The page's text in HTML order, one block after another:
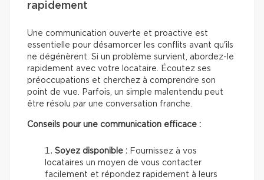
rapidement
Une communication ouverte et proactive est
essentielle pour désamorcer les conflits avant qu'ils
ne dégénèrent. Si un problème survient, abordez-le
rapidement avec votre locataire. Écoutez ses
préoccupations et cherchez à comprendre son
point de vue. Parfois, un simple malentendu peut
être résolu par une conversation franche.
Conseils pour une communication efficace :
Soyez disponible : Fournissez à vos
locataires un moyen de vous contacter
facilement et répondez rapidement à leurs